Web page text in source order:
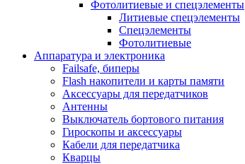
Фотолитиевые и спецэлементы
Литиевые спецэлементы
Спецэлементы
Фотолитиевые
Аппаратура и электроника
Failsafe, биперы
Flash накопители и карты памяти
Аксессуары для передатчиков
Антенны
Выключатель бортового питания
Гироскопы и аксессуары
Кабели для передатчика
Кварцы